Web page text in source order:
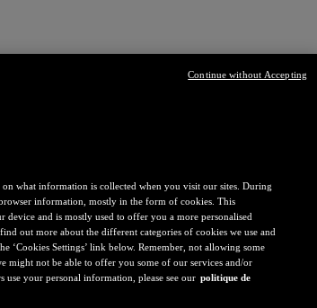
what information is collected when you visit our sites. During
information, mostly in the form of cookies. This
and is mostly used to offer you a more personalised
out more about the different categories of cookies we use and
‘Cookies Settings’ link below. Remember, not allowing some
might not be able to offer you some of our services and/or
use your personal information, please see our politique de
Continue without Accepting